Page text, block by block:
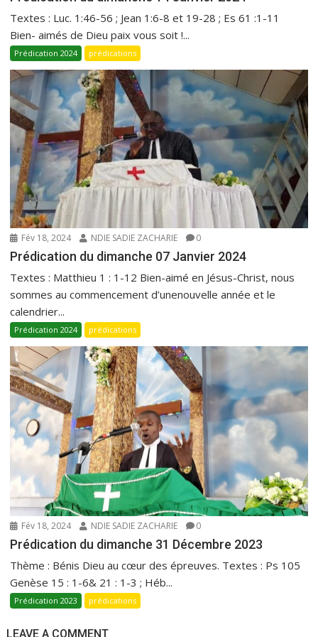
Textes : Luc. 1:46-56 ; Jean 1:6-8 et 19-28 ; Es 61 :1-11
Bien- aimés de Dieu paix vous soit !...
Prédication 2024 prédications
Fév 18, 2024 NDIE SADIE ZACHARIE 0
Prédication du dimanche 07 Janvier 2024
Textes : Matthieu 1 : 1-12 Bien-aimé en Jésus-Christ, nous
sommes au commencement d’unenouvelle année et le
calendrier...
Prédication 2024 prédications
Fév 18, 2024 NDIE SADIE ZACHARIE 0
Prédication du dimanche 31 Décembre 2023
Thème : Bénis Dieu au cœur des épreuves. Textes : Ps 105
Genèse 15 : 1-6& 21 : 1-3 ; Héb...
Prédication 2023 prédications
LEAVE A COMMENT